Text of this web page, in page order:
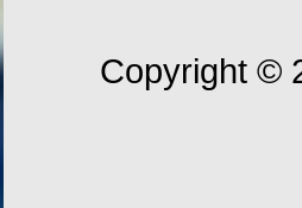
Copyright ©